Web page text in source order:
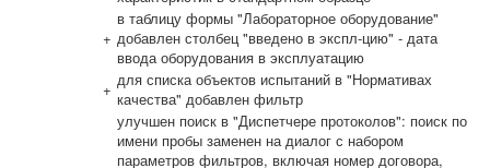
+
в таблицу формы "Лабораторное оборудование"
добавлен столбец "введено в экспл-цию" - дата
ввода оборудования в эксплуатацию
+ для списка объектов испытаний в "Нормативах
качества" добавлен фильтр
улучшен поиск в "Диспетчере протоколов": поиск по
имени пробы заменен на диалог с набором
параметров фильтров, включая номер договора,